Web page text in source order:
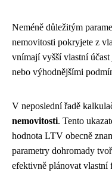
Neméně důležitým
nemovitosti pokryjete z
vnímají vyšší vlastní
nebo výhodnějšími
V neposlední řadě
nemovitosti. Tento
hodnota LTV obecně
parametry dohromady
efektivně plánovat vlastní